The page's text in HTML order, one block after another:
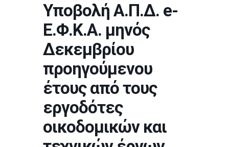
Υποβολή Α.Π.Δ. e-
Ε.Φ.Κ.Α. μηνός
Δεκεμβρίου
προηγούμενου
έτους από τους
εργοδότες
οικοδομικών και